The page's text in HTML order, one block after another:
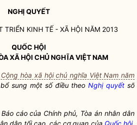
NGHỊ QUYẾT
TRIỂN KINH TẾ - XÃ HỘI NĂM 2013
QUỐC HỘI
XÃ HỘI CHỦ NGHĨA VIỆT NAM
hòa xã hội chủ nghĩa Việt Nam năm
sung một sốđiều theoNghị quyết số
o cáo của Chính phủ, Tòa án nhân dân
dân tốicao, các cơ quan của Quốc hội,